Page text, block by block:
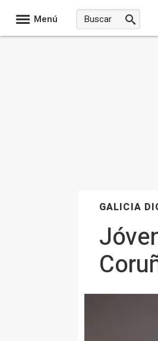
Menú
GALICIA